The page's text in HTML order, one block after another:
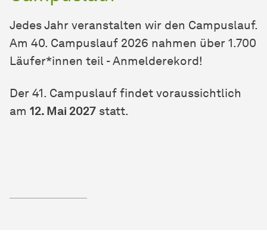
Jedes Jahr veranstalten wir den Cam­pus­lauf.
Am 40. Campuslauf 2026 nahmen über 1.700
Läufer*innen teil - Anmelderekord!
Der 41. Campuslauf findet voraussichtlich
am 12. Mai 2027 statt.